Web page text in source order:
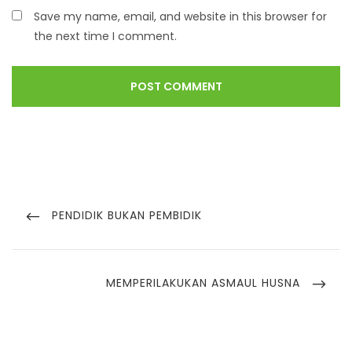
Save my name, email, and website in this browser for
the next time I comment.
PENDIDIK BUKAN PEMBIDIK
MEMPERILAKUKAN ASMAUL HUSNA